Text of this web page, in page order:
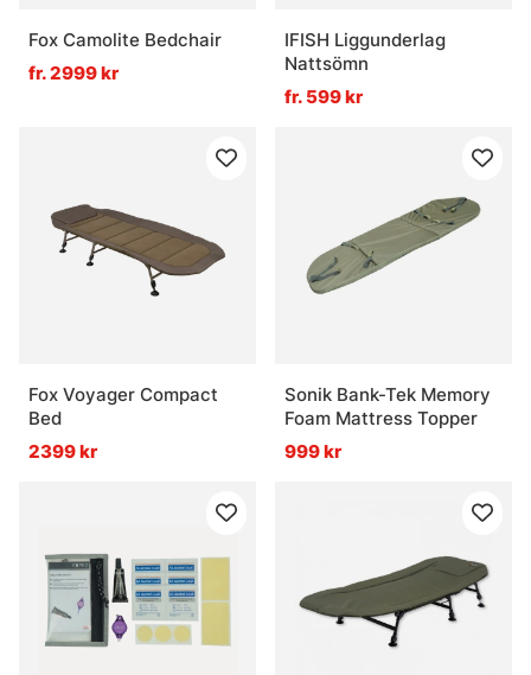
Fox Camolite Bedchair
fr. 2999 kr
IFISH Liggunderlag
Nattsömn
fr. 599 kr
Fox Voyager Compact
Bed
2399 kr
Sonik Bank-Tek Memory
Foam Mattress Topper
999 kr